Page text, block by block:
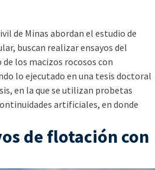
de Minas abordan el estudio de
buscan realizar ensayos del
los macizos rocosos con
lo ejecutado en una tesis doctoral
en la que se utilizan probetas
artificiales, en donde
de flotación con